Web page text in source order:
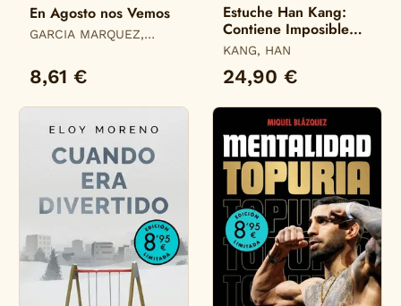
En Agosto nos Vemos
GARCIA MARQUEZ,
8,61 €
Estuche Han Kang:
Contiene Imposible
Decir Adiós Actos
Humanos
KANG, HAN
24,90 €